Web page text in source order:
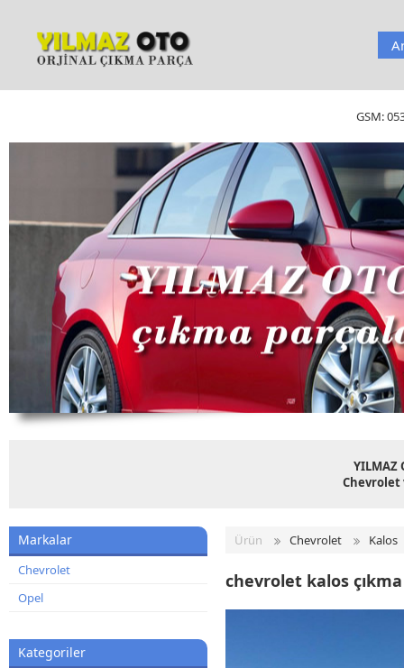
GSM:
YILMAZ
Chevrolet
Markalar
Chevrolet
Opel
Kategoriler
Ürün Chevrolet Kalos
chevrolet kalos çıkma